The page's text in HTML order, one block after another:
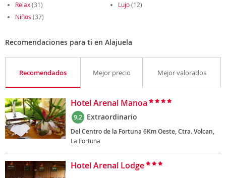
Relax(31) Lujo(12)
Niños (37)
Recomendaciones para ti en Alajuela
Recomendados Mejor precio Mejor valorados
Hotel Arenal Manoa
9.2 Extraordinario
Del Centro de la Fortuna 6Km Oeste, Ctra. Volcan,
La Fortuna
Hotel Arenal Lodge